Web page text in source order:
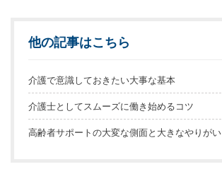
他の記事はこちら
介護で意識しておきたい大事な基本
介護士としてスムーズに働き始めるコツ
高齢者サポートの大変な側面と大きなやりがい